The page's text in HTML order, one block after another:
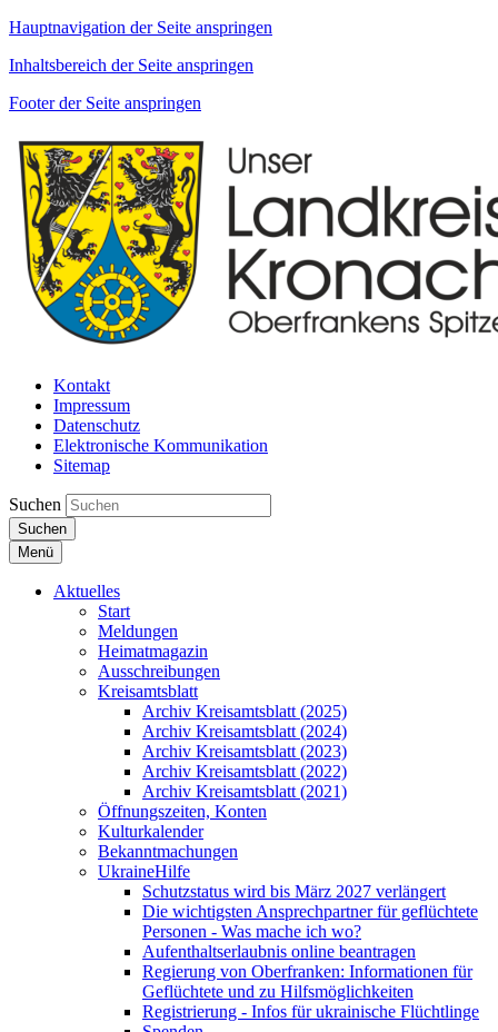
Hauptnavigation der Seite anspringen
Inhaltsbereich der Seite anspringen
Footer der Seite anspringen
Kontakt
Impressum
Datenschutz
Elektronische Kommunikation
Sitemap
Suchen
Suchen
Menü
Aktuelles
Start
Meldungen
Heimatmagazin
Ausschreibungen
Kreisamtsblatt
Archiv Kreisamtsblatt (2025)
Archiv Kreisamtsblatt (2024)
Archiv Kreisamtsblatt (2023)
Archiv Kreisamtsblatt (2022)
Archiv Kreisamtsblatt (2021)
Öffnungszeiten, Konten
Kulturkalender
Bekanntmachungen
UkraineHilfe
Schutzstatus wird bis März 2027 verlängert
Die wichtigsten Ansprechpartner für geflüchtete
Personen - Was mache ich wo?
Aufenthaltserlaubnis online beantragen
Regierung von Oberfranken: Informationen für
Geflüchtete und zu Hilfsmöglichkeiten
Registrierung - Infos für ukrainische Flüchtlinge